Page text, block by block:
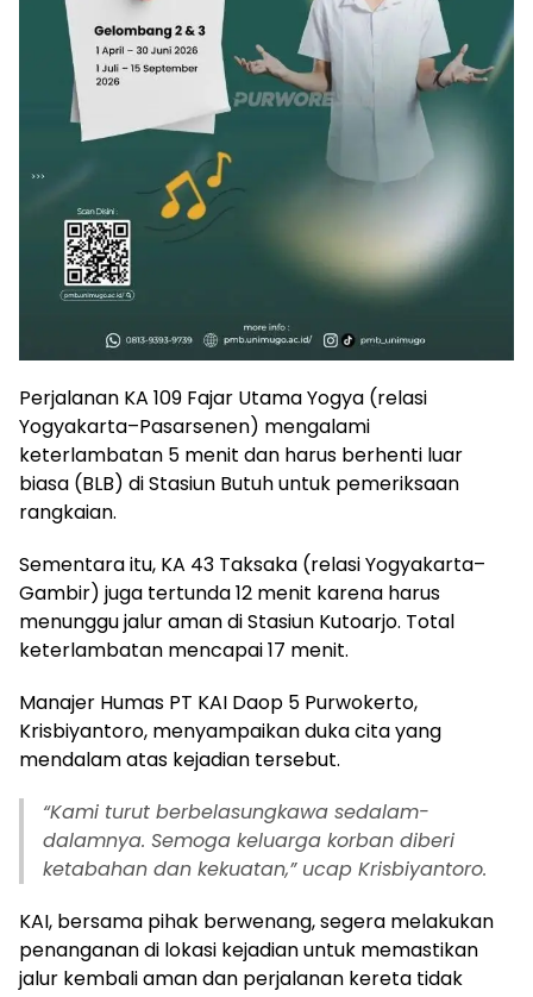
Perjalanan KA 109 Fajar Utama Yogya (relasi
Yogyakarta–Pasarsenen) mengalami
keterlambatan 5 menit dan harus berhenti luar
biasa (BLB) di Stasiun Butuh untuk pemeriksaan
rangkaian.
Sementara itu, KA 43 Taksaka (relasi Yogyakarta–
Gambir) juga tertunda 12 menit karena harus
menunggu jalur aman di Stasiun Kutoarjo. Total
keterlambatan mencapai 17 menit.
Manajer Humas PT KAI Daop 5 Purwokerto,
Krisbiyantoro, menyampaikan duka cita yang
mendalam atas kejadian tersebut.
“Kami turut berbelasungkawa sedalam-
dalamnya. Semoga keluarga korban diberi
ketabahan dan kekuatan,” ucap Krisbiyantoro.
KAI, bersama pihak berwenang, segera melakukan
penanganan di lokasi kejadian untuk memastikan
jalur kembali aman dan perjalanan kereta tidak